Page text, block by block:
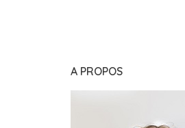
A PROPOS